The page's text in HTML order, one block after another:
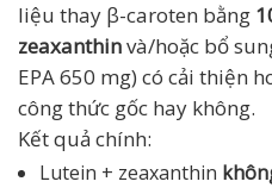
liệu thay β-caroten bằng
zeaxanthinvà/hoặc bổ
EPA 650 mg) có cải thiện
công thức gốc hay không.
Kết quả chính:
Lutein + zeaxanthin